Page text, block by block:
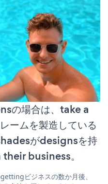
の場合は、take a
ームを製造している
がdesignsを持
business。
ビジネスの数か月後、